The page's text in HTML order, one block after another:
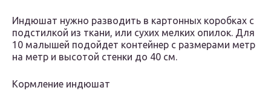
Индюшат нужно разводить в картонных коробках с
подстилкой из ткани, или сухих мелких опилок. Для
10 малышей подойдет контейнер с размерами метр
на метр и высотой стенки до 40 см.
Кормление индюшат